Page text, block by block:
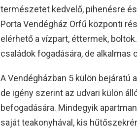
természetet kedvelő, pihenésre
Porta Vendégház Orfű központi
elérhető a vízpart, éttermek,
családok fogadására, de
A Vendégházban 5 külön bejáratú
de igény szerint az udvari külön
befogadására. Mindegyik
saját teakonyhával, kis